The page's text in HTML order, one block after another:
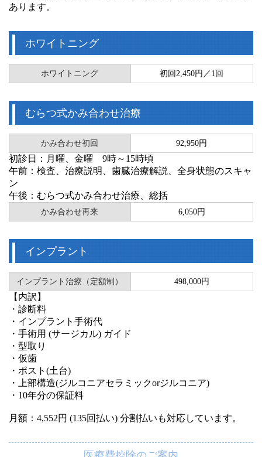
あります。
ホワイトニング
ホワイトニング 初回2,450円／1回
むらつ式かみ合わせ治療
かみ合わせ初回 92,950円
初診日：月曜、金曜 9時～15時頃
午前：検査、治療説明、歯臓治療解説、全身状態のスキャ
ン
午後：むらつ式かみ合わせ治療、総括
かみ合わせ再来 6,050円
インプラント
インプラント治療（定額制） 498,000円
【内訳】
・診断料
・インプラント手術代
・手術用 (サージカル) ガイド
・型取り
・仮歯
・ポスト(土台)
・上部構造(ジルコニアセラミックorジルコニア)
・10年分の保証料
月額：4,552円 (135回払い) 分割払いも対応しています。